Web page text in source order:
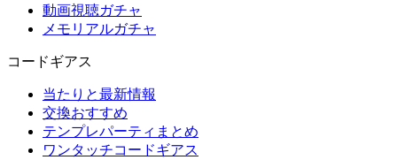
動画視聴ガチャ
メモリアルガチャ
コードギアス
当たりと最新情報
交換おすすめ
テンプレパーティまとめ
ワンタッチコードギアス